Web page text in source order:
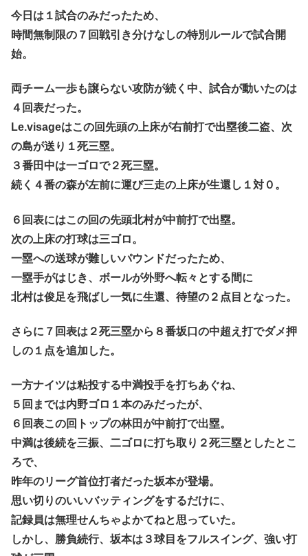
今日は１試合のみだったため、
時間無制限の７回戦引き分けなしの特別ルールで試合開
始。
両チーム一歩も譲らない攻防が続く中、試合が動いたのは
４回表だった。
Le.visageはこの回先頭の上床が右前打で出塁後二盗、次
の島が送り１死三塁。
３番田中は一ゴロで２死三塁。
続く４番の森が左前に運び三走の上床が生還し１対０。
６回表にはこの回の先頭北村が中前打で出塁。
次の上床の打球は三ゴロ。
一塁への送球が難しいパウンドだったため、
一塁手がはじき、ボールが外野へ転々とする間に
北村は俊足を飛ばし一気に生還、待望の２点目となった。
さらに７回表は２死三塁から８番坂口の中超え打でダメ押
しの１点を追加した。
一方ナイツは粘投する中満投手を打ちあぐね、
５回までは内野ゴロ１本のみだったが、
６回表この回トップの林田が中前打で出塁。
中満は後続を三振、二ゴロに打ち取り２死三塁としたとこ
ろで、
昨年のリーグ首位打者だった坂本が登場。
思い切りのいいバッティングをするだけに、
記録員は無理せんちゃよかてねと思っていた。
しかし、勝負続行、坂本は３球目をフルスイング、強い打